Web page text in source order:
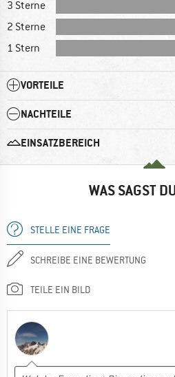
3 Sterne
2 Sterne
1 Stern
VORTEILE
NACHTEILE
EINSATZBEREICH
WAS SAGST
STELLE EINE FRAGE
SCHREIBE EINE BEWERTUNG
TEILE EIN BILD